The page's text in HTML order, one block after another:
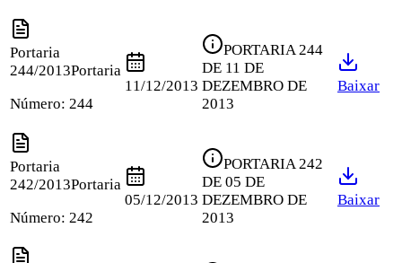
Portaria
244/2013Portaria
Número: 244
11/12/2013
PORTARIA 244
DE 11 DE
DEZEMBRO DE
2013
Baixar
Portaria
242/2013Portaria
Número: 242
05/12/2013
PORTARIA 242
DE 05 DE
DEZEMBRO DE
2013
Baixar